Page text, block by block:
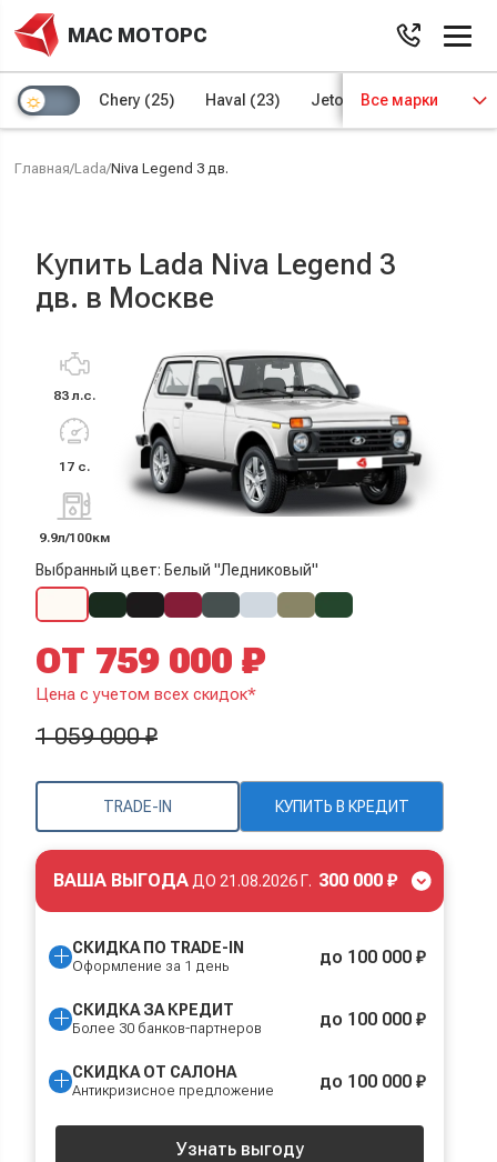
МАС МОТОРС
Chery (25) Haval (23) Jetour (8) Kaiyi (4)
Все марки
Главная/Lada/Niva Legend 3 дв.
Купить Lada Niva Legend 3
дв. в Москве
83 л.с.
17 с.
9.9л/100км
Выбранный цвет: Белый "Ледниковый"
TRADE-IN КУПИТЬ В КРЕДИТ
ОТ 759 000 ₽
Цена с учетом всех скидок*
1 059 000 ₽
ВАША ВЫГОДА ДО 21.08.2026 Г. 300 000 ₽
СКИДКА ПО TRADE-IN
Оформление за 1 день до 100 000 ₽
СКИДКА ЗА КРЕДИТ
Более 30 банков-партнеров до 100 000 ₽
СКИДКА ОТ САЛОНА
Антикризисное предложение до 100 000 ₽
Узнать выгоду